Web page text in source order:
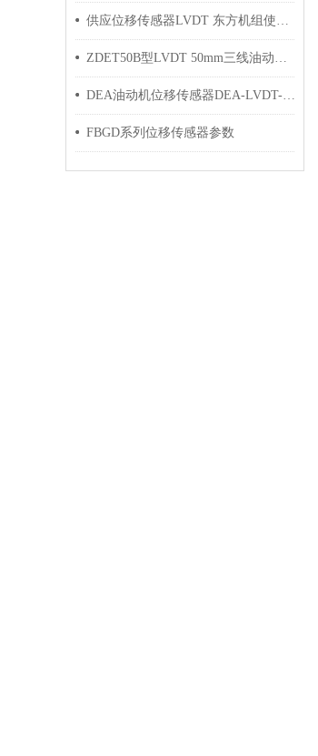
供应位移传感器LVDT 东方机组使用 原装产品
ZDET50B型LVDT 50mm三线油动机位移传感器
DEA油动机位移传感器DEA-LVDT-50-3
FBGD系列位移传感器参数